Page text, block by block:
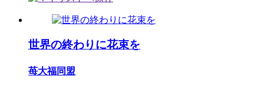
世界の終わりに花束を
苺大福同盟